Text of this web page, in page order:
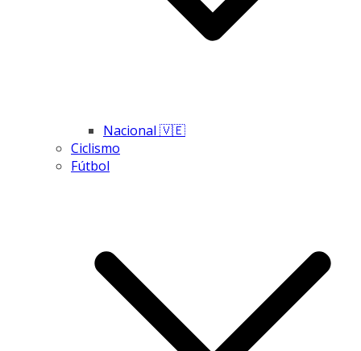
Nacional 🇻🇪
Ciclismo
Fútbol